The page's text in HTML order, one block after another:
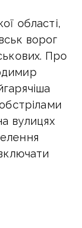
області,
ворог
Про
вулицях